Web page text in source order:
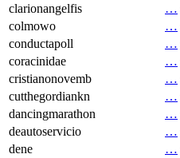
clarionangelfis
…
colmowo
…
conductapoll
…
coracinidae
…
cristianonovemb
…
cutthegordiankn
…
dancingmarathon
…
deautoservicio
…
dene
…